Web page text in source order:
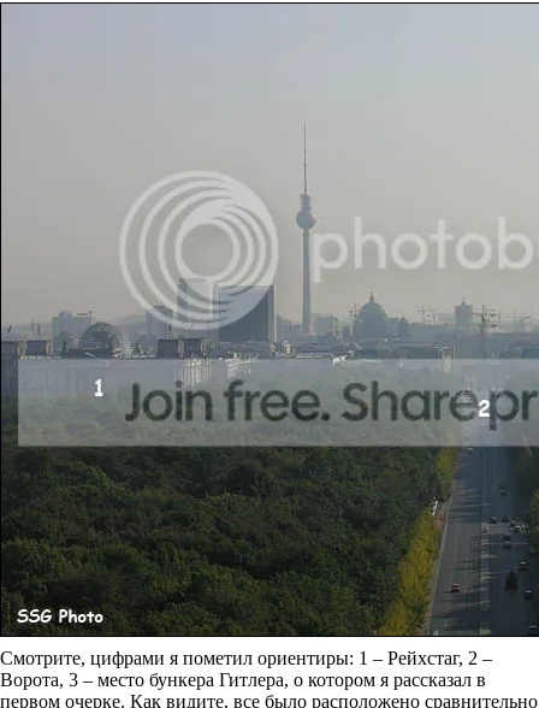
Смотрите, цифрами я пометил ориентиры: 1 – Рейхстаг, 2 –
Ворота, 3 – место бункера Гитлера, о котором я рассказал в
первом очерке. Как видите, все было расположено сравнительно